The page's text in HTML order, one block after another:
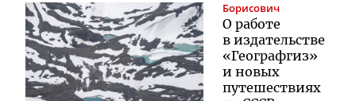
Борисович
О работе
в издательстве
«Географгиз»
и новых
путешествиях